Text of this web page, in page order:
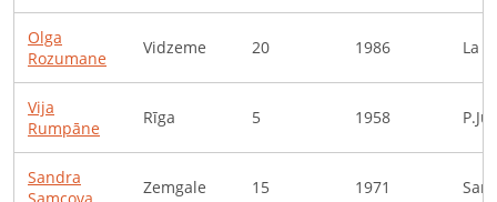
Olga
Rozumane
Vidzeme 20 1986 La
Vija
Rumpāne
Rīga 5 1958
Sandra
Zemgale 15 1971